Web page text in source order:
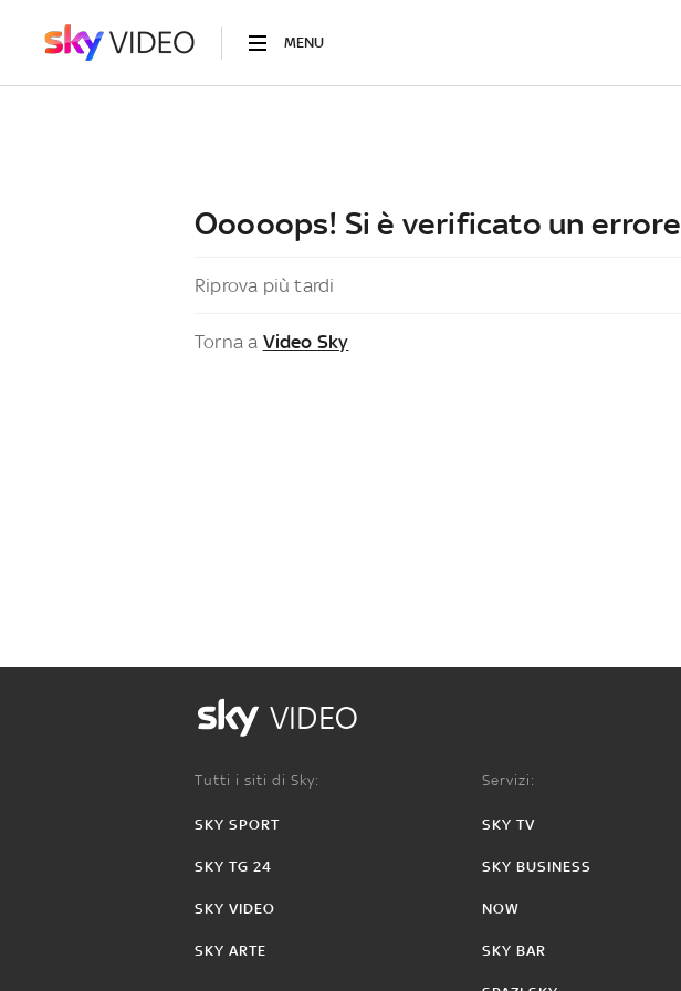
MENU
Ooooops! Si è verificato un errore
Riprova più tardi
Torna a Video Sky
VIDEO
Tutti i siti di Sky:
SKY SPORT
SKY TG 24
SKY VIDEO
SKY ARTE
Servizi:
SKY TV
SKY BUSINESS
NOW
SKY BAR